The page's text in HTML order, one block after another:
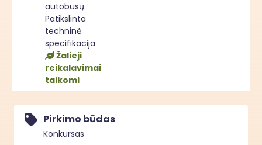
autobusų.
Patikslinta
techninė
specifikacija
Žalieji
reikalavimai
taikomi
Pirkimo būdas
Konkursas